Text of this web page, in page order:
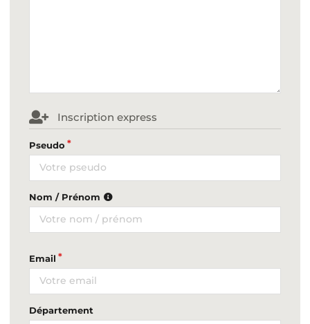
Inscription express
Pseudo
Nom / Prénom
Email
Département